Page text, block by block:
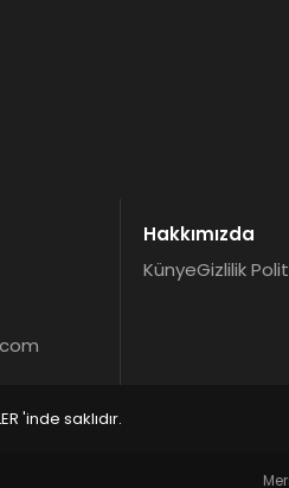
Hakkımızda
KünyeGizlilik
'inde saklıdır.